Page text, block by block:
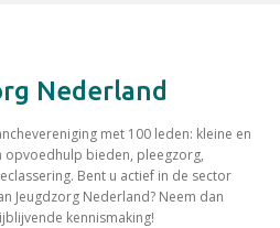
Nederland
met 100 leden: kleine en
opvoedhulp bieden, pleegzorg,
Bent u actief in de sector
Jeugdzorg Nederland? Neem dan
kennismaking!